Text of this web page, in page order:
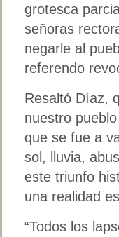
grotesca
señoras
negarle al
referendo
Resaltó Díaz,
nuestro
que se fue a
sol, lluvia,
este triunfo
una realidad
“Todos los